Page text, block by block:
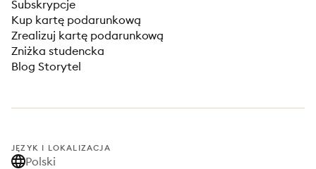
Subskrypcje
Kup kartę podarunkową
Zrealizuj kartę podarunkową
Zniżka studencka
Blog Storytel
JĘZYK I LOKALIZACJA
Polski